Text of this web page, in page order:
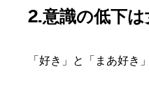
2.意識の低下
「好き」と「まあ好